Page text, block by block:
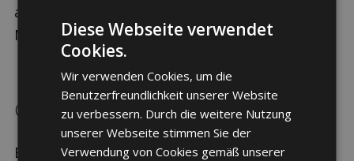
anzupassen, wenn es zu hochwertigen
Neuanschaffungen kommt.
Gebäude­versicherung
Bei Gebäude­versicherungen wird in der Regel
Diese Webseite verwendet
Cookies.
Wir verwenden Cookies, um die
Benutzerfreundlichkeit unserer Website
zu verbessern. Durch die weitere Nutzung
unserer Webseite stimmen Sie der
Verwendung von Cookies gemäß unserer